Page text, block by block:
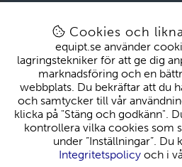
kundtjanst@equipt.se
Öppettider: Vardagar 08-16
Mitt
EQUIPT
Om oss
Cookies och
equipt.se använder
lagringstekniker för att ge dig
marknadsföring och en
webbplats. Du bekräftar att du
och samtycker till vår
klicka på "Stäng och godkänn".
kontrollera vilka cookies som
under ”Inställningar”. Du
Integritetspolicyoch i